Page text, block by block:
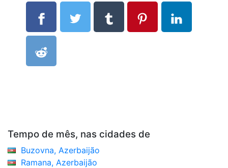
Tempo de mês, nas cidades de
Buzovna, Azerbaijão
Ramana, Azerbaijão